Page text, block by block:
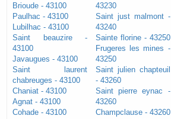
Brioude - 43100
Paulhac - 43100
Lubilhac - 43100
Saint beauzire -
43100
Javaugues - 43100
Saint laurent
chabreuges - 43100
Chaniat - 43100
Agnat - 43100
Cohade - 43100
43230
Saint just malmont -
43240
Sainte florine - 43250
Frugeres les mines -
43250
Saint julien chapteuil
- 43260
Saint pierre eynac -
43260
Champclause - 43260